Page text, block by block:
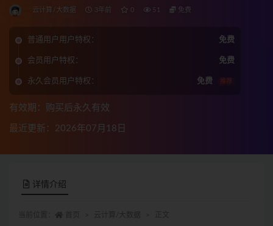
云计算/大数据 3年前 0 51 免费
普通用户用户特权： 免费
会员用户特权： 免费
永久会员用户特权： 免费 推荐
有效期：购买后永久有效
最近更新：2026年07月18日
详情介绍